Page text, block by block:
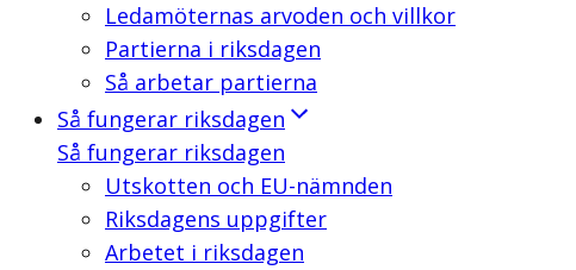
Ledamöternas arvoden och villkor
Partierna i riksdagen
Så arbetar partierna
Så fungerar riksdagen
Så fungerar riksdagen
Utskotten och EU-nämnden
Riksdagens uppgifter
Arbetet i riksdagen